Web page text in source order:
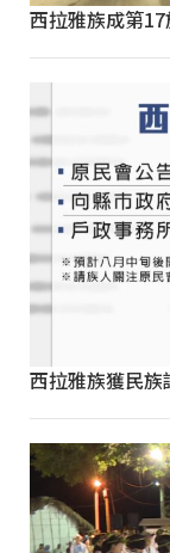
西拉雅族成第
西拉雅族獲民